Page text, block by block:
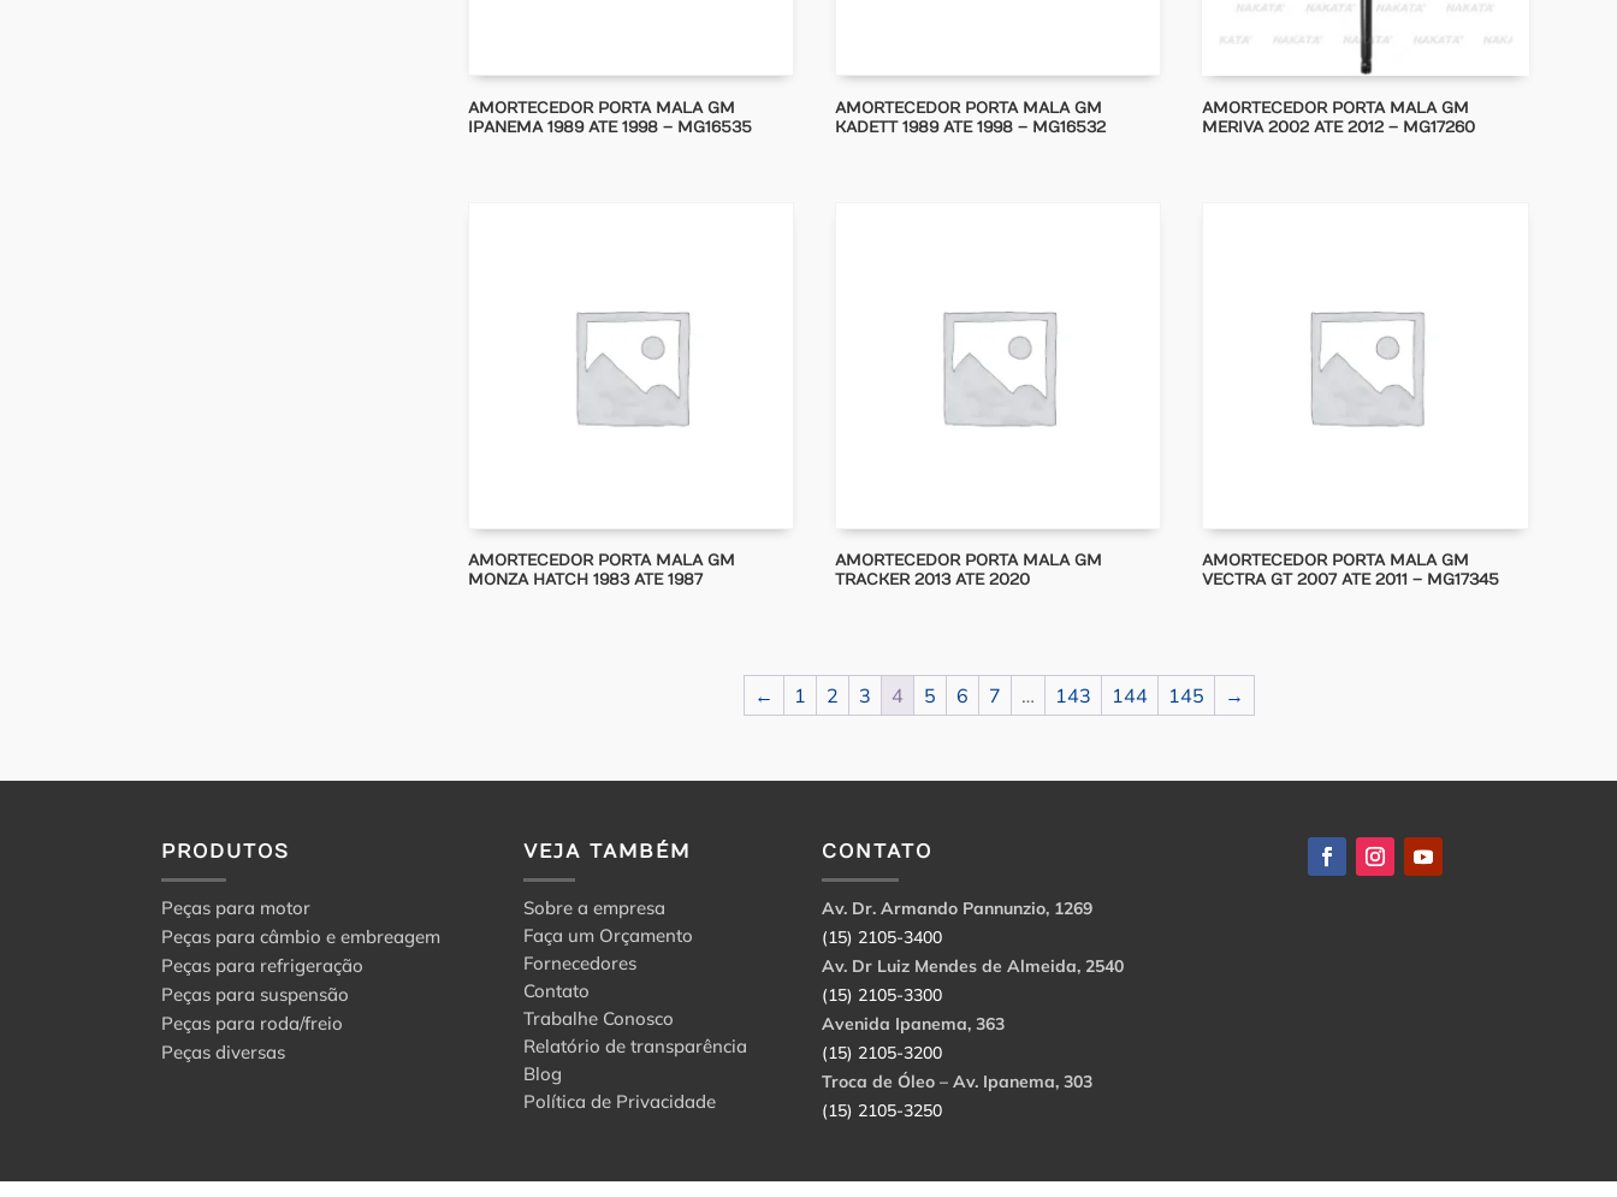
AMORTECEDOR PORTA MALA GM
IPANEMA 1989 ATE 1998 – MG16535
AMORTECEDOR PORTA MALA GM
KADETT 1989 ATE 1998 – MG16532
AMORTECEDOR PORTA MALA GM
MERIVA 2002 ATE 2012 – MG17260
AMORTECEDOR PORTA MALA GM
MONZA HATCH 1983 ATE 1987
AMORTECEDOR PORTA MALA GM
TRACKER 2013 ATE 2020
AMORTECEDOR PORTA MALA GM
VECTRA GT 2007 ATE 2011 – MG17345
← 1 2 3 4 5 6 7 … 143 144 145 →
PRODUTOS
Peças para motor
Peças para câmbio e embreagem
Peças para refrigeração
Peças para suspensão
Peças para roda/freio
Peças diversas
VEJA TAMBÉM
Sobre a empresa
Faça um Orçamento
Fornecedores
Contato
Trabalhe Conosco
Relatório de transparência
Blog
Política de Privacidade
CONTATO
Av. Dr. Armando Pannunzio, 1269
(15) 2105-3400
Av. Dr Luiz Mendes de Almeida, 2540
(15) 2105-3300
Avenida Ipanema, 363
(15) 2105-3200
Troca de Óleo – Av. Ipanema, 303
(15) 2105-3250